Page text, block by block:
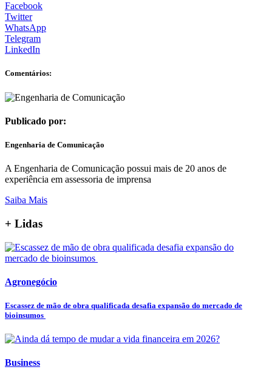
Facebook
Twitter
WhatsApp
Telegram
LinkedIn
Comentários:
Publicado por:
Engenharia de Comunicação
A Engenharia de Comunicação possui mais de 20 anos de
experiência em assessoria de imprensa
Saiba Mais
+ Lidas
Agronegócio
Escassez de mão de obra qualificada desafia expansão do mercado de
bioinsumos
Business